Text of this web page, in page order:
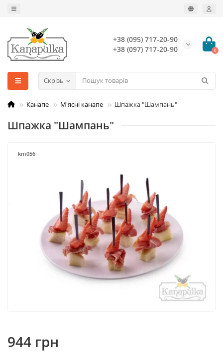
+38 (095) 717-20-90
+38 (097) 717-20-90
0
Скрізь
Канапе М'ясні канапе Шпажка "Шампань"
Шпажка "Шампань"
km056
944 грн